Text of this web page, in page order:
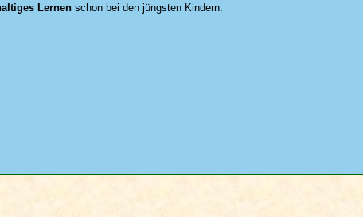
Lernen schon bei den jüngsten Kindern.